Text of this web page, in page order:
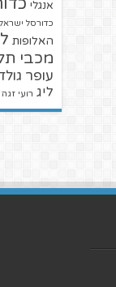
אנגלי
כדורסל
האלופות
מכבי
עופר
ליג רועי